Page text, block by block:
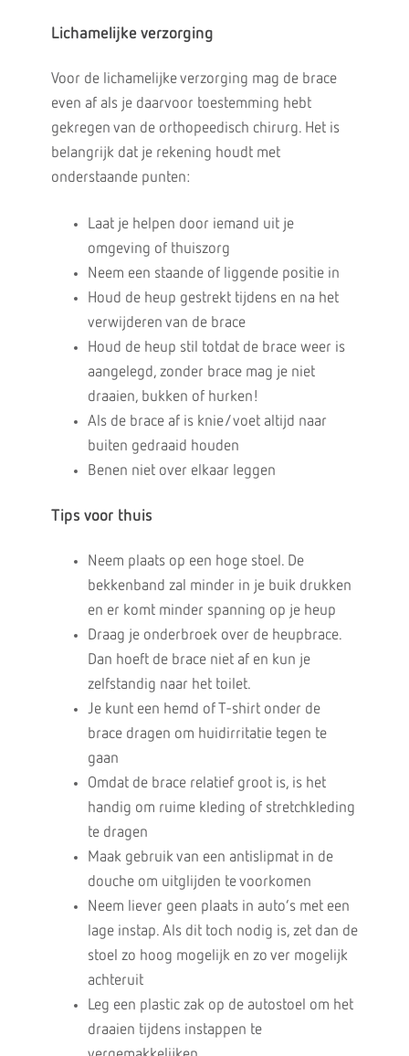
Lichamelijke verzorging
Voor de lichamelijke verzorging mag de brace
even af als je daarvoor toestemming hebt
gekregen van de orthopeedisch chirurg. Het is
belangrijk dat je rekening houdt met
onderstaande punten:
Laat je helpen door iemand uit je
omgeving of thuiszorg
Neem een staande of liggende positie in
Houd de heup gestrekt tijdens en na het
verwijderen van de brace
Houd de heup stil totdat de brace weer is
aangelegd, zonder brace mag je niet
draaien, bukken of hurken!
Als de brace af is knie/voet altijd naar
buiten gedraaid houden
Benen niet over elkaar leggen
Tips voor thuis
Neem plaats op een hoge stoel. De
bekkenband zal minder in je buik drukken
en er komt minder spanning op je heup
Draag je onderbroek over de heupbrace.
Dan hoeft de brace niet af en kun je
zelfstandig naar het toilet.
Je kunt een hemd of T-shirt onder de
brace dragen om huidirritatie tegen te
gaan
Omdat de brace relatief groot is, is het
handig om ruime kleding of stretchkleding
te dragen
Maak gebruik van een antislipmat in de
douche om uitglijden te voorkomen
Neem liever geen plaats in auto’s met een
lage instap. Als dit toch nodig is, zet dan de
stoel zo hoog mogelijk en zo ver mogelijk
achteruit
Leg een plastic zak op de autostoel om het
draaien tijdens instappen te